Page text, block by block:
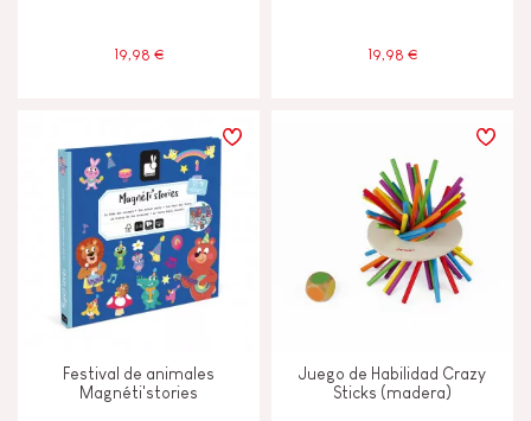
19,98 € 19,98 €
Festival de animales
Magnéti'stories
Juego de Habilidad Crazy
Sticks (madera)